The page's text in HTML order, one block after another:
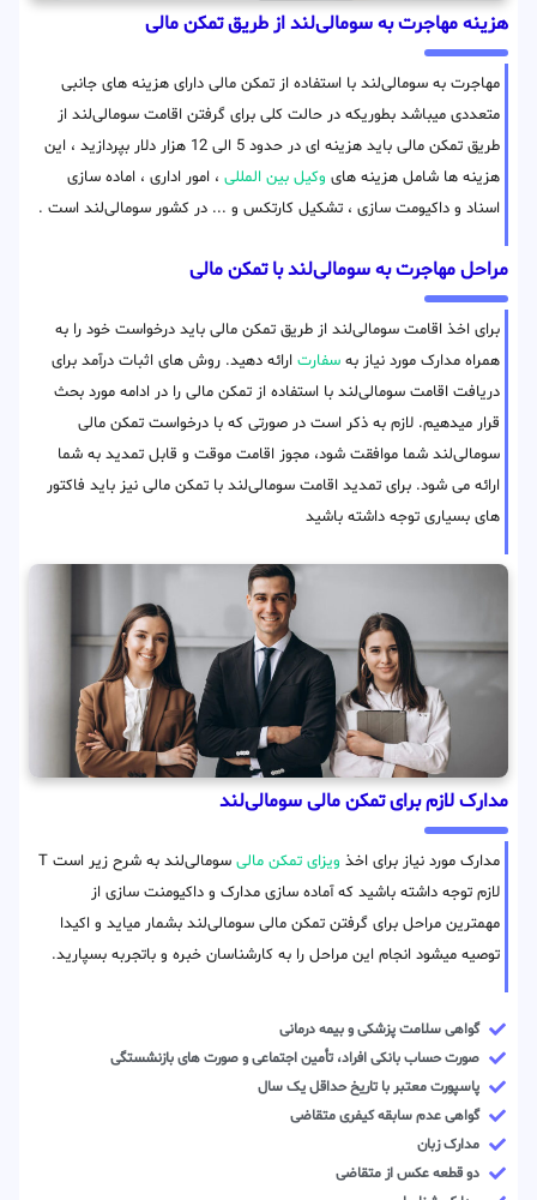
هزینه مهاجرت به سومالی‌لند از طریق تمکن مالی
مهاجرت به سومالی‌لند با استفاده از تمکن مالی دارای هزینه های جانبی
متعددی میباشد بطوریکه در حالت کلی برای گرفتن اقامت سومالی‌لند از
طریق تمکن مالی باید هزینه ای در حدود 5 الی 12 هزار دلار بپردازید ، این
هزینه ها شامل هزینه های وکیل بین المللی ، امور اداری ، اماده سازی
اسناد و داکیومت سازی ، تشکیل کارتکس و ... در کشور سومالی‌لند است .
مراحل مهاجرت به سومالی‌لند با تمکن مالی
برای اخذ اقامت سومالی‌لند از طریق تمکن مالی باید درخواست خود را به
همراه مدارک مورد نیاز به سفارت ارائه دهید. روش های اثبات درآمد برای
دریافت اقامت سومالی‌لند با استفاده از تمکن مالی را در ادامه مورد بحث
قرار میدهیم. لازم به ذکر است در صورتی که با درخواست تمکن مالی
سومالی‌لند شما موافقت شود، مجوز اقامت موقت و قابل تمدید به شما
ارائه می شود. برای تمدید اقامت سومالی‌لند با تمکن مالی نیز باید فاکتور
های بسیاری توجه داشته باشید
مدارک لازم برای تمکن مالی سومالی‌لند
مدارک مورد نیاز برای اخذ ویزای تمکن مالی
سومالی‌لند به شرح زیر است T
لازم توجه داشته باشید که آماده سازی مدارک و داکیومنت سازی از
مهمترین مراحل برای گرفتن تمکن مالی سومالی‌لند بشمار میاید و اکیدا
توصیه میشود انجام این مراحل را به کارشناسان خبره و باتجربه بسپارید.
گواهی سلامت پزشکی و بیمه درمانی
صورت حساب بانکی افراد، تأمین اجتماعی و صورت های بازنشستگی
پاسپورت معتبر با تاریخ حداقل یک سال
گواهی عدم سابقه کیفری متقاضی
مدارک زبان
دو قطعه عکس از متقاضی